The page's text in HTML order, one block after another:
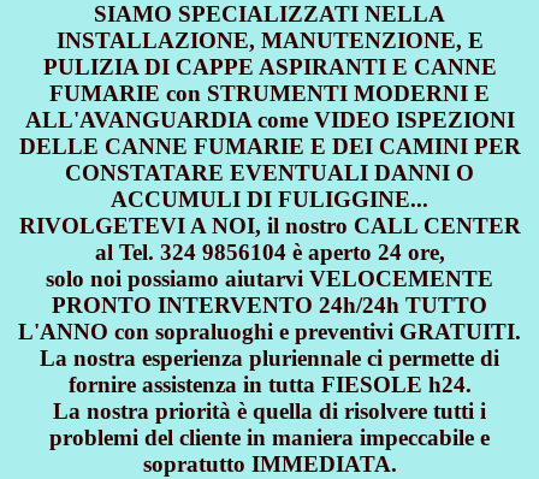
SIAMO SPECIALIZZATI NELLA
INSTALLAZIONE, MANUTENZIONE, E
PULIZIA DI CAPPE ASPIRANTI E CANNE
FUMARIE con STRUMENTI MODERNI E
ALL'AVANGUARDIA come VIDEO ISPEZIONI
DELLE CANNE FUMARIE E DEI CAMINI PER
CONSTATARE EVENTUALI DANNI O
ACCUMULI DI FULIGGINE...
RIVOLGETEVI A NOI, il nostro CALL CENTER
al Tel. 324 9856104 è aperto 24 ore,
solo noi possiamo aiutarvi VELOCEMENTE
PRONTO INTERVENTO 24h/24h TUTTO
L'ANNO con sopraluoghi e preventivi GRATUITI.
La nostra esperienza pluriennale ci permette di
fornire assistenza in tutta FIESOLE h24.
La nostra priorità è quella di risolvere tutti i
problemi del cliente in maniera impeccabile e
sopratutto IMMEDIATA.